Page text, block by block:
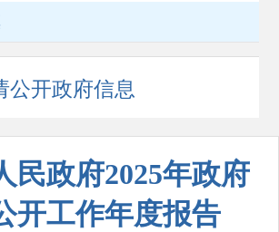
公开政府信息
民政府2025年政府
开工作年度报告